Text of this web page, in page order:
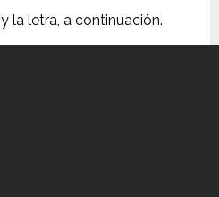
y la letra, a continuación.